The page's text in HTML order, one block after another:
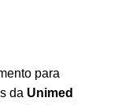
para
da Unimed